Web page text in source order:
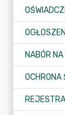
NABÓR
OCHRONA